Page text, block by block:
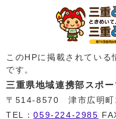
このHPに掲載されてい
です。
三重県地域連携部スポ
〒514-8570 津市広明町
TEL：059-224-2985